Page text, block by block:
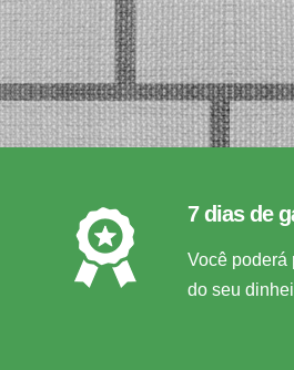
7 dias de
Você poderá
do seu